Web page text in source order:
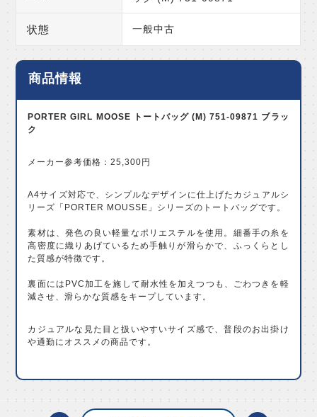
状態 一般中古
商品情報
PORTER GIRL MOOSE トートバッグ (M) 751-09871 ブラッ
ク
メーカー参考価格：25,300円
A4サイズ対応で、シンプルなデザインに仕上げたカジュアルシ
リーズ「PORTER MOUSSE」シリーズのトートバッグです。
素材は、発色の良い軽量なポリエステルを使用。細番手の糸を
高密度に織りあげているため手触りが滑らかで、ふっくらとし
た質感が特徴です。
裏面にはPVC加工を施して耐水性を加えつつも、ごわつきを軽
減させ、滑らかな質感をキープしています。
カジュアルな見た目と扱いやすいサイズ感で、普段のお出掛け
や通勤にオススメの商品です。